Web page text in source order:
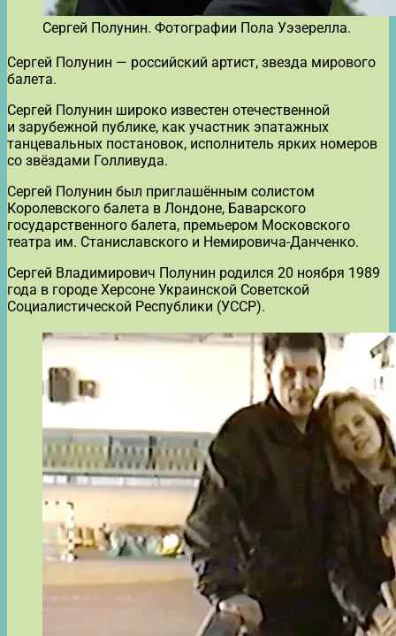
Сергей Полунин. Фотографии Пола Уэзерелла.
Сергей Полунин — российский артист, звезда мирового
балета.
Сергей Полунин широко известен отечественной
и зарубежной публике, как участник эпатажных
танцевальных постановок, исполнитель ярких номеров
со звёздами Голливуда.
Сергей Полунин был приглашённым солистом
Королевского балета в Лондоне, Баварского
государственного балета, премьером Московского
театра им. Станиславского и Немировича-Данченко.
Сергей Владимирович Полунин родился 20 ноября 1989
года в городе Херсоне Украинской Советской
Социалистической Республики (УССР).